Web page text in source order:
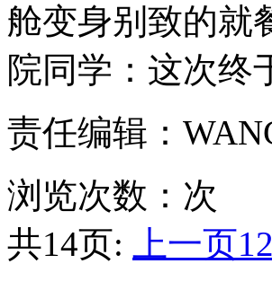
舱变身别致的
院同学：这次终
责任编辑：
浏览次数： 次
共14页:
上一页12